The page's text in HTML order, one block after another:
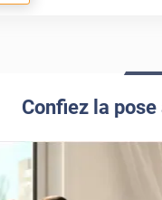
Confiez la